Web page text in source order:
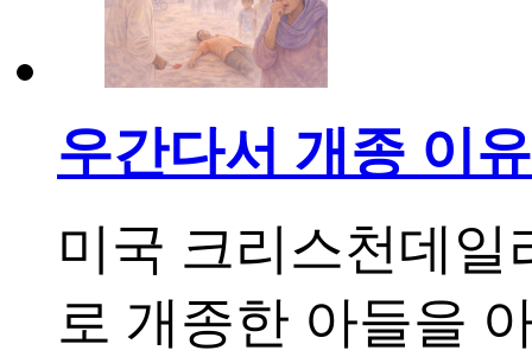
우간다서 개종 이
미국 크리스천데
로 개종한 아들을